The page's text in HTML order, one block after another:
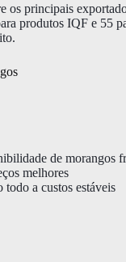
os principais
produtos IQF e 55
de morangos
melhores
a custos estáveis